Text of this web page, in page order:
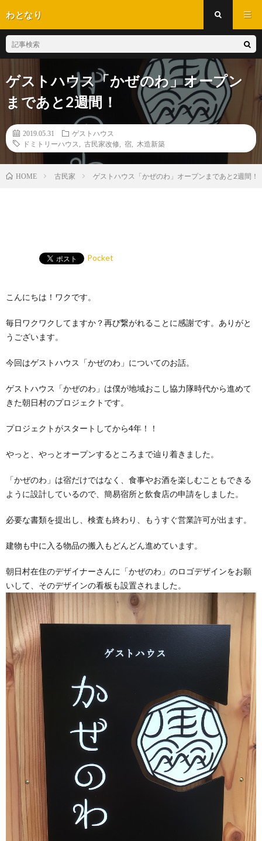
わとなり
ゲストハウス「かぜのわ」オープン
まであと2週間！
2019.05.31
ゲストハウス
ドミトリーハウス
古民家改修 宿 木造新築
HOME 古民家 ゲストハウス「かぜのわ」オープンまであと2週間！
Pocket
こんにちは！ワクです。
毎日ワクワクしてますか？再び繋がれることに感謝です。ありがと
うございます。
今回はゲストハウス「かぜのわ」についてのお話。
ゲストハウス「かぜのわ」は僕が地域おこし協力隊時代から進めて
きた朝日村のプロジェクトです。
プロジェクトがスタートしてから4年！！
やっと、やっとオープンするところまで辿り着きました。
「かぜのわ」は宿だけではなく、食事やお酒を楽しむこともできる
ように設計しているので、簡易宿所と飲食店の申請をしました。
必要な書類を提出し、検査も終わり、もうすぐ営業許可が出ます。
建物も中に入る物品の搬入もどんどん進めています。
朝日村在住のデザイナーさんに「かぜのわ」のロゴデザインをお願
いして、そのデザインの看板も設置されました。